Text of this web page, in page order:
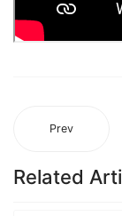
Prev
Related